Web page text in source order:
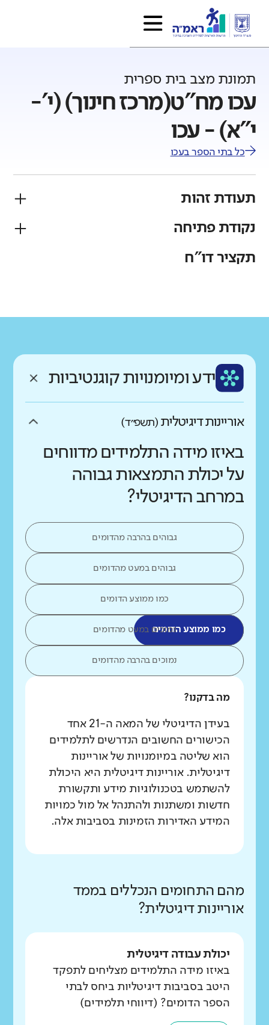
תמונת מצב בית ספרית
עכו מח"ט(מרכז חינוך) (י'-
י"א) - עכו
כל בתי הספר בעכו
תעודת זהות
פיקוח
נקודת פתיחה
רקע חברתי כלכלי
ממוצע תלמידים בכיתה
גבוה נמוך
תקציר דו"ח
ידע ומיומנויות קוגנטיביות
אוריינות דיגיטלית (תשפ״ד)
באיזו מידה התלמידים מדווחים
על יכולת התמצאות גבוהה
במרחב הדיגיטלי?
גבוהים בהרבה מהדומים
גבוהים במעט מהדומים
כמו ממוצע הדומים
כמו ממוצע הדומיםנמוכים במעט מהדומים
נמוכים בהרבה מהדומים
מה בדקנו?
בעידן הדיגיטלי של המאה ה-21 אחד
הכישורים החשובים הנדרשים לתלמידים
הוא שליטה במיומנויות של אוריינות
דיגיטלית. אוריינות דיגיטלית היא היכולת
להשתמש בטכנולוגיות מידע ותקשורת
חדשות ומשתנות ולהתנהל אל מול כמויות
המידע האדירות הזמינות בסביבות אלה.
מהם התחומים הנכללים בממד
אוריינות דיגיטלית?
יכולת עבודה דיגיטלית
באיזו מידה התלמידים מצליחים לתפקד
היטב בסביבות דיגיטליות ביחס לבתי
הספר הדומים? (דיווחי תלמידים)